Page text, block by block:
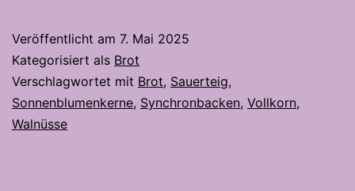
–
Ein
Veröffentlicht am 7. Mai 2025
Kategorisiert als Brot
Verschlagwortet mit Brot, Sauerteig,
Sonnenblumenkerne, Synchronbacken, Vollkorn,
Walnüsse